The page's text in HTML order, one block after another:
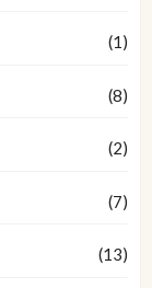
(1)
(8)
(2)
(7)
(13)